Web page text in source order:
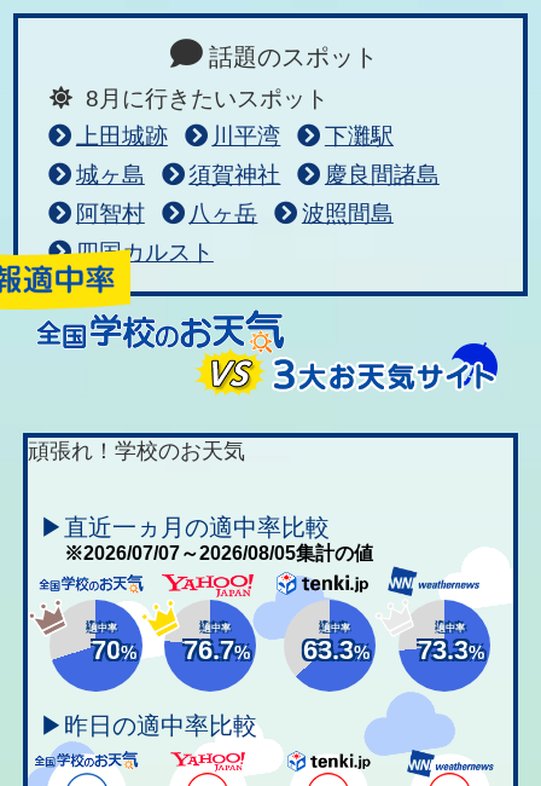
話題のスポット
8月に行きたいスポット
上田城跡
川平湾
下灘駅
城ヶ島
須賀神社
慶良間諸島
阿智村
八ヶ岳
波照間島
四国カルスト
頑張れ！学校のお天気
▶直近一ヵ月の適中率比較
※2026/07/07～2026/08/05集計の値
適中率
70%
適中率
76.7%
適中率
63.3%
適中率
73.3%
▶昨日の適中率比較